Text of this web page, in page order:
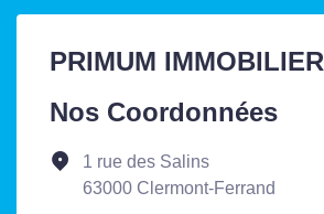
PRIMUM IMMOBILIER
Nos Coordonnées
1 rue des Salins
63000 Clermont-Ferrand